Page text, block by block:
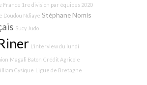
France 1re division par équipes 2020
Doudou Ndiaye Stéphane Nomis
Sucy Judo
L'interview du lundi
Magali Baton Crédit Agricole
Cysique Ligue de Bretagne